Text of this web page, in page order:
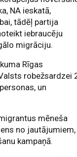
NA ieskatā,
tādēļ partija
iebraucēju
migrāciju.
Rīgas
robežsardzei
un
mēneša
no jautājumiem,
kampaņā.